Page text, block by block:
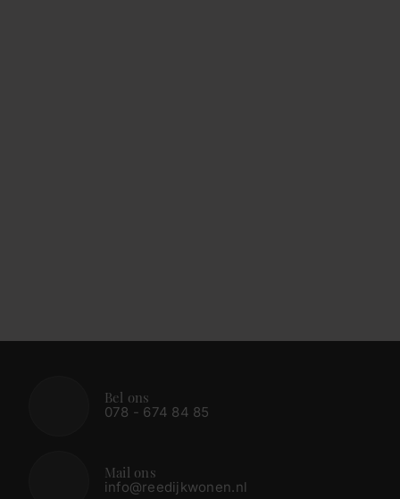
Bel ons
078 - 674 84 85
Mail ons
info@reedijkwonen.nl